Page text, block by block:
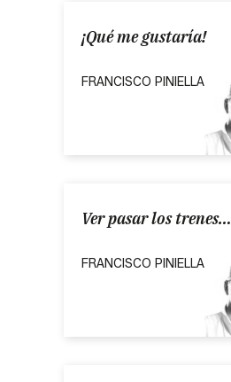
¡Qué me gustaría!
FRANCISCO PINIELLA
Ver pasar los trenes…
FRANCISCO PINIELLA